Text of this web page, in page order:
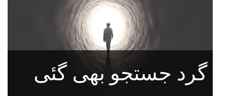
گرد جستجو بھی گئی